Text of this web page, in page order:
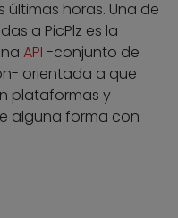
horas. Una de
a PicPlz es la
API -conjunto de
orientada a que
plataformas y
alguna forma con